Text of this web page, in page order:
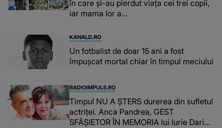
în care și-au pierdut viața cei trei copii,
iar mama lor a…
KANALD.RO
Un fotbalist de doar 15 ani a fost
împușcat mortal chiar în timpul meciului
RADIOIMPULS.RO
Timpul NU A ȘTERS durerea din sufletul
actriței. Anca Pandrea, GEST
SFÂȘIETOR ÎN MEMORIA lui Iurie Darie: